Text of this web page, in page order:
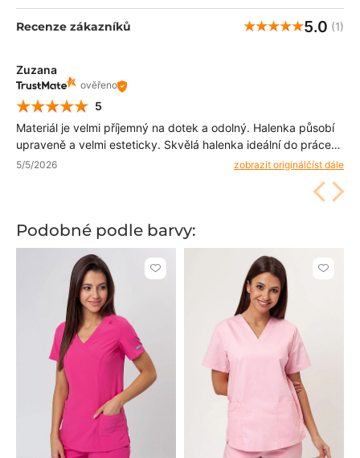
Recenze zákazníků 5.0 (1)
Zuzana
ověřeno
5
Materiál je velmi příjemný na dotek a odolný. Halenka působí
upraveně a velmi esteticky. Skvělá halenka ideální do práce
na každé směně.
5/5/2026 zobrazit originálčíst dále
Podobné podle barvy:
Kliknutím